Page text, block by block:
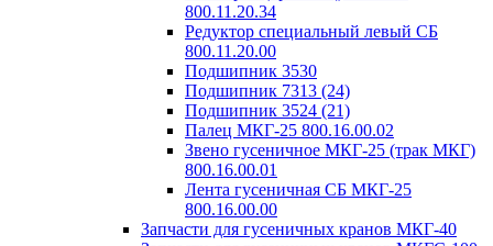
800.11.20.34
Редуктор специальный левый СБ
800.11.20.00
Подшипник 3530
Подшипник 7313 (24)
Подшипник 3524 (21)
Палец МКГ-25 800.16.00.02
Звено гусеничное МКГ-25 (трак МКГ)
800.16.00.01
Лента гусеничная СБ МКГ-25
800.16.00.00
Запчасти для гусеничных кранов МКГ-40